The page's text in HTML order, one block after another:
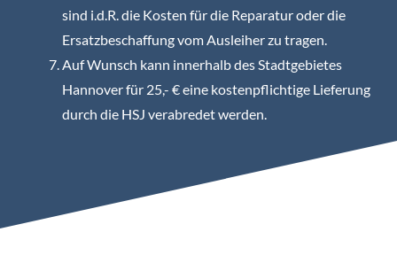
sind i.d.R. die Kosten für die Reparatur oder die
Ersatzbeschaffung vom Ausleiher zu tragen.
Auf Wunsch kann innerhalb des Stadtgebietes
Hannover für 25,- € eine kostenpflichtige Lieferung
durch die HSJ verabredet werden.